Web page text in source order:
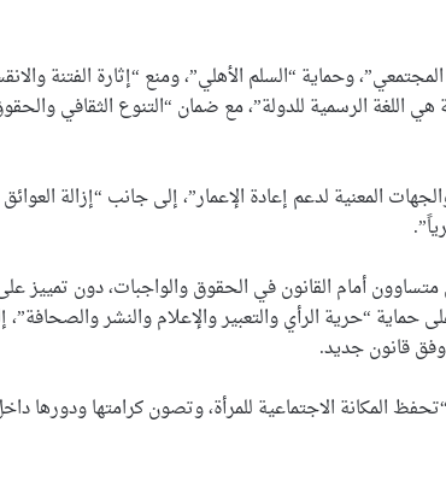
وحماية “السلم الأهلي”، ومنع “إثارة الفتنة
اللغة الرسمية للدولة”، مع ضمان “التنوع الثقافي
المعنية لدعم إعادة الإعمار”، إلى جانب “إزالة العوائق
متساوون أمام القانون في الحقوق والواجبات، دون تمييز
“حرية الرأي والتعبير والإعلام والنشر والصحافة”،
قانون جديد.
أكدت المادة الـ 21 أن الدولة “تحفظ المكانة الاجتماعية للمرأة، وتصون كرامتها ودورها